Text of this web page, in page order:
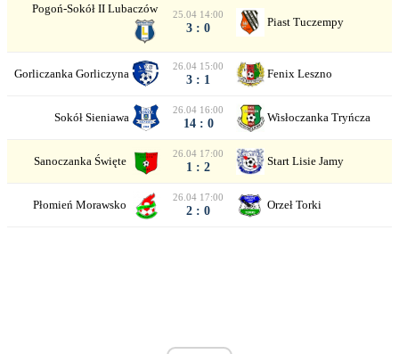
Pogoń-Sokół II Lubaczów 25.04 14:00
3 : 0 Piast Tuczempy
Gorliczanka Gorliczyna
26.04 15:00
3 : 1 Fenix Leszno
Sokół Sieniawa
26.04 16:00
14 : 0 Wisłoczanka Tryńcza
Sanoczanka Święte
26.04 17:00
1 : 2 Start Lisie Jamy
Płomień Morawsko
26.04 17:00
2 : 0 Orzeł Torki